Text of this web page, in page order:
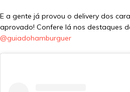
E a gente já provou o delivery dos
aprovado! Confere lá nos destaques
@guiadohamburguer